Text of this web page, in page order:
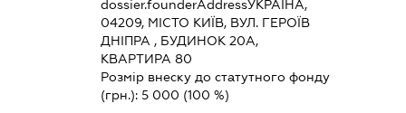
dossier.founderAddressУКРАЇНА,
04209, МІСТО КИЇВ, ВУЛ. ГЕРОЇВ
ДНІПРА , БУДИНОК 20А,
КВАРТИРА 80
Розмір внеску до статутного фонду
(грн.):5 000 (100 %)